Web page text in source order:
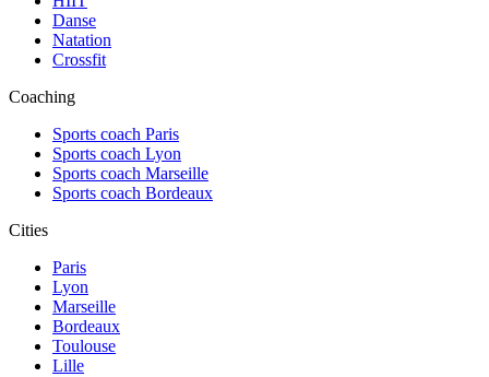
Danse
Natation
Crossfit
Coaching
Sports coach Paris
Sports coach Lyon
Sports coach Marseille
Sports coach Bordeaux
Cities
Paris
Lyon
Marseille
Bordeaux
Toulouse
Lille